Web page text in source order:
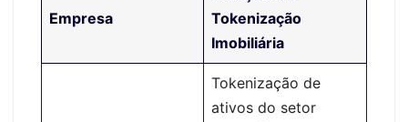
Empresa
Tokenização
Imobiliária
Tokenização de
ativos do setor